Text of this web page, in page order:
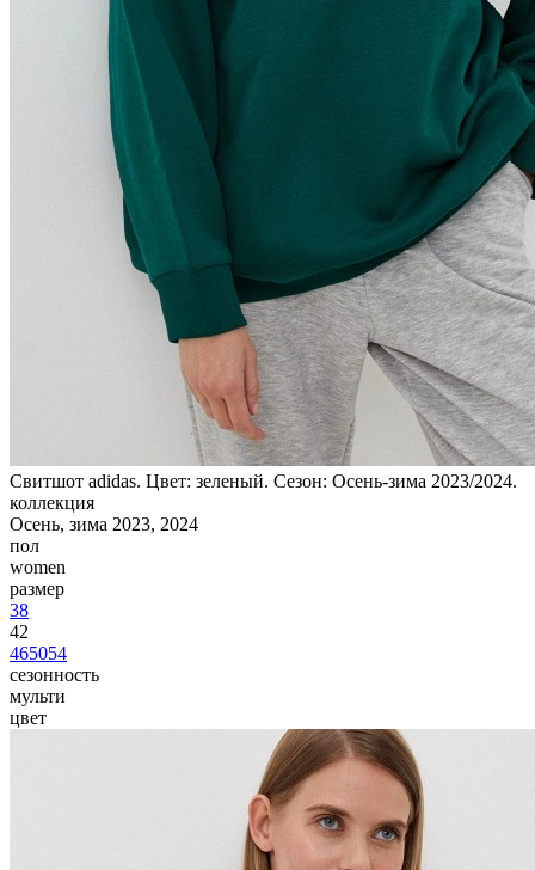
Свитшот adidas. Цвет: зеленый. Сезон: Осень-зима 2023/2024.
коллекция
Осень, зима 2023, 2024
пол
women
размер
38
42
465054
сезонность
мульти
цвет